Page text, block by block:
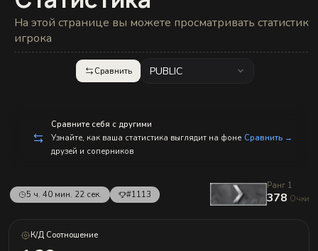
На этой странице вы можете просматривать статистику
игрока
Сравнить PUBLIC
Сравните себя с другими
Узнайте, как ваша статистика выглядит на фоне
друзей и соперников
Сравнить →
5 ч. 40 мин. 22 сек. #1113
Ранг 1
378 Очки
К/Д Соотношение
с
р
а
в
л